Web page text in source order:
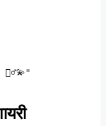
🧘‍♂️💫"